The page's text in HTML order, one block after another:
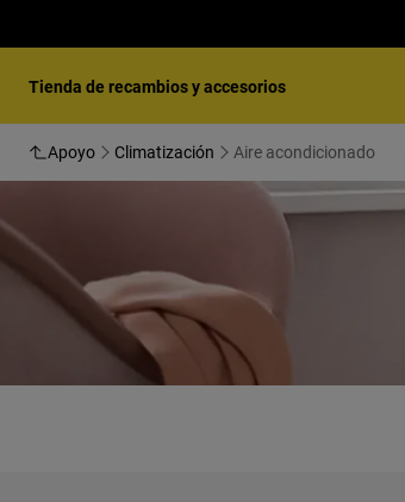
Tienda de recambios y accesorios
Apoyo Climatización Aire acondicionado